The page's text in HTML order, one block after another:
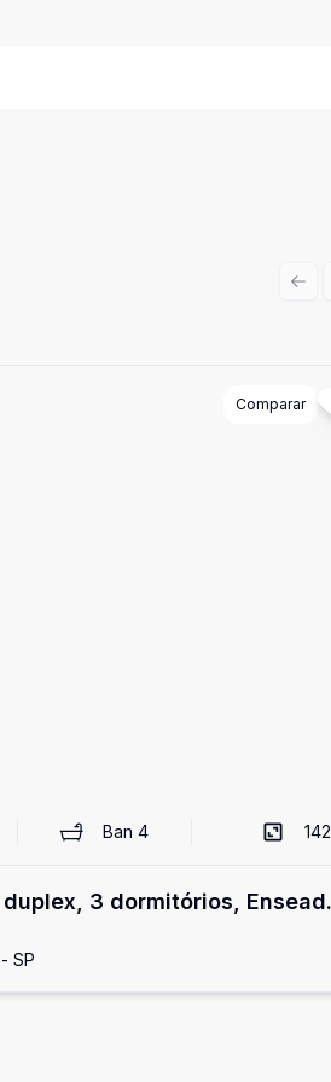
Comparar
Ban4 142
3 dormitórios,
SP